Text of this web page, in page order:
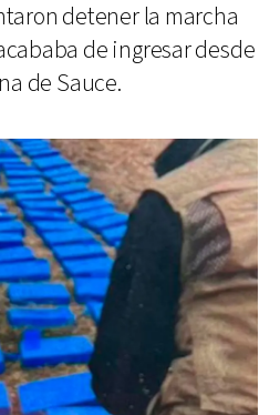
detener la marcha
de ingresar desde
de Sauce.